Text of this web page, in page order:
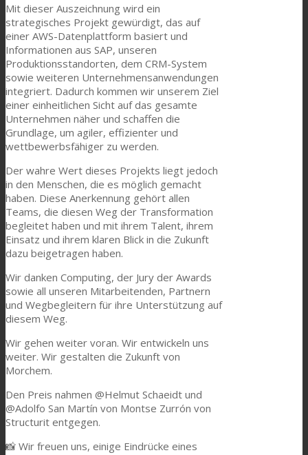
Mit dieser Auszeichnung wird ein
strategisches Projekt gewürdigt, das auf
einer AWS-Datenplattform basiert und
Informationen aus SAP, unseren
Produktionsstandorten, dem CRM-System
sowie weiteren Unternehmensanwendungen
integriert. Dadurch kommen wir unserem Ziel
einer einheitlichen Sicht auf das gesamte
Unternehmen näher und schaffen die
Grundlage, um agiler, effizienter und
wettbewerbsfähiger zu werden.
Der wahre Wert dieses Projekts liegt jedoch
in den Menschen, die es möglich gemacht
haben. Diese Anerkennung gehört allen
Teams, die diesen Weg der Transformation
begleitet haben und mit ihrem Talent, ihrem
Einsatz und ihrem klaren Blick in die Zukunft
dazu beigetragen haben.
Wir danken Computing, der Jury der Awards
sowie all unseren Mitarbeitenden, Partnern
und Wegbegleitern für ihre Unterstützung auf
diesem Weg.
Wir gehen weiter voran. Wir entwickeln uns
weiter. Wir gestalten die Zukunft von
Morchem.
Den Preis nahmen @Helmut Schaeidt und
@Adolfo San Martín von Montse Zurrón von
Structurit entgegen.
📸 Wir freuen uns, einige Eindrücke eines